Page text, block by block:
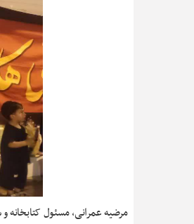
مرضیه عمرانی، مسئول کتابخانه